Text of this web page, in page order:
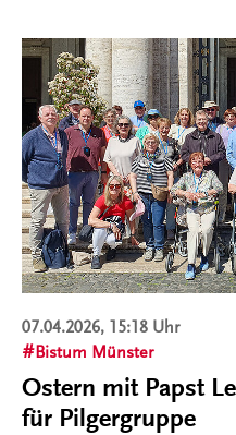
07.04.2026, 15:18 Uhr
Bistum Münster
Ostern mit Papst
für Pilgergruppe